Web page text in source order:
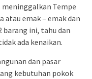
Tempe
atau emak – emak dan
barang ini, tahu dan
ada kenaikan.
dan pasar
kebutuhan pokok